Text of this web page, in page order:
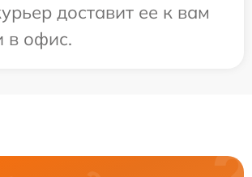
доставит ее к вам
в офис.